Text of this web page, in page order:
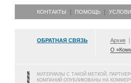
КОНТАКТЫ ПОМОЩЬ
ОБРАТНАЯ СВЯЗЬ Архив
О
МАТЕРИАЛЫ С ТАКОЙ МЕТКОЙ,
КОМПАНИЙ ОПУБЛИКОВАНЫ НА